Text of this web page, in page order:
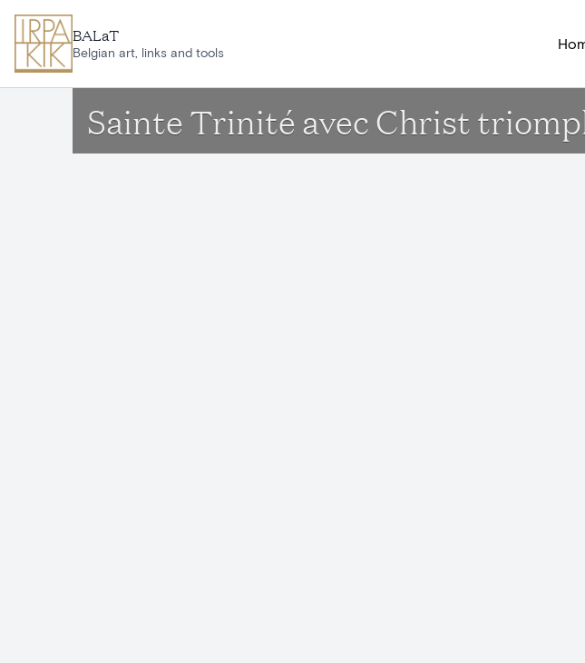
BALaT
Belgian art, links and tools
Sainte Trinité avec Christ